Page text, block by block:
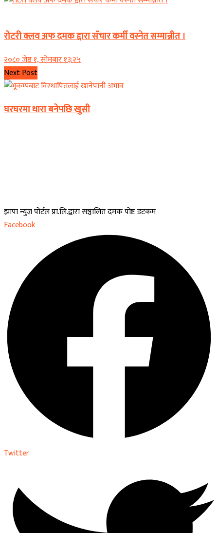
रोटरी क्लव अफ दमक द्दारा सॅचार कर्मी वस्नेत सम्मान्नीत ।
२०८० जेष्ठ १, सोमबार १३:२५
Next Post
घरघरमा धारा बनेपछि खुसी
झापा न्युज पोर्टल प्रा.लि.द्वारा सञ्चालित दमक पोष्ट डटकम
Facebook
Twitter